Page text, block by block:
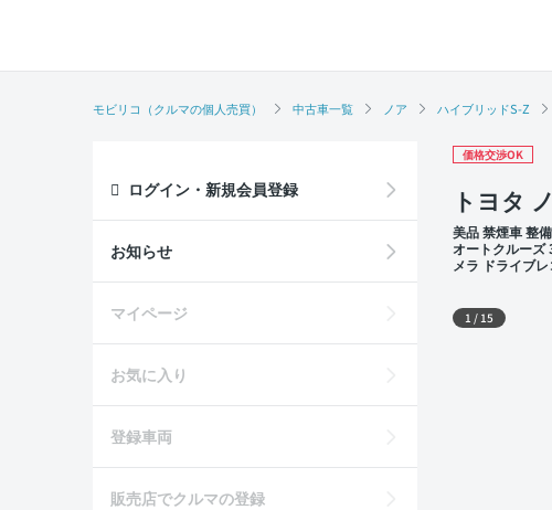
モビリコ（クルマの個人売買） 中古車一覧 ノア ハイブリッドS-Z
価格交渉OK
トヨタ
美品 禁煙車 整
オートクルーズ
メラ ドライブ
外装 左前
1 /15
ログイン・新規会員登録
お知らせ
マイページ
お気に入り
登録車両
販売店でクルマの登録